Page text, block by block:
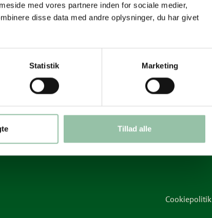
med vores partnere inden for sociale medier,
disse data med andre oplysninger, du har givet
Statistik Marketing
Tillad alle
Cookiepolitik